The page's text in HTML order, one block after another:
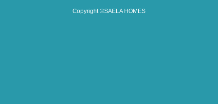
Copyright ©SAELA HOMES